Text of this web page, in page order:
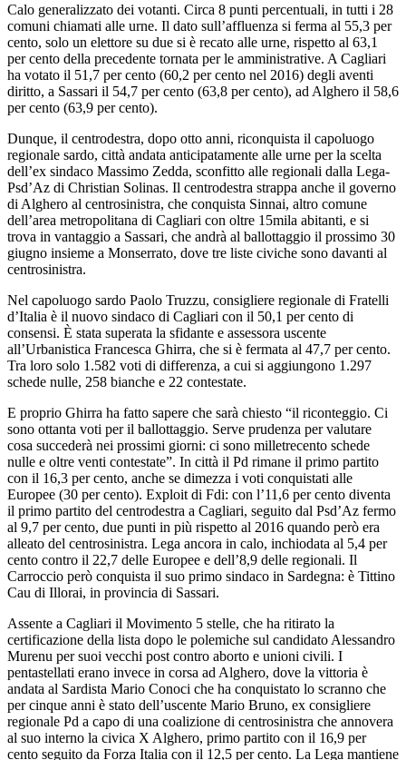
Calo generalizzato dei votanti. Circa 8 punti percentuali, in tutti i 28
comuni chiamati alle urne. Il dato sull’affluenza si ferma al 55,3 per
cento, solo un elettore su due si è recato alle urne, rispetto al 63,1
per cento della precedente tornata per le amministrative. A Cagliari
ha votato il 51,7 per cento (60,2 per cento nel 2016) degli aventi
diritto, a Sassari il 54,7 per cento (63,8 per cento), ad Alghero il 58,6
per cento (63,9 per cento).
Dunque, il centrodestra, dopo otto anni, riconquista il capoluogo
regionale sardo, città andata anticipatamente alle urne per la scelta
dell’ex sindaco Massimo Zedda, sconfitto alle regionali dalla Lega-
Psd’Az di Christian Solinas. Il centrodestra strappa anche il governo
di Alghero al centrosinistra, che conquista Sinnai, altro comune
dell’area metropolitana di Cagliari con oltre 15mila abitanti, e si
trova in vantaggio a Sassari, che andrà al ballottaggio il prossimo 30
giugno insieme a Monserrato, dove tre liste civiche sono davanti al
centrosinistra.
Nel capoluogo sardo Paolo Truzzu, consigliere regionale di Fratelli
d’Italia è il nuovo sindaco di Cagliari con il 50,1 per cento di
consensi. È stata superata la sfidante e assessora uscente
all’Urbanistica Francesca Ghirra, che si è fermata al 47,7 per cento.
Tra loro solo 1.582 voti di differenza, a cui si aggiungono 1.297
schede nulle, 258 bianche e 22 contestate.
E proprio Ghirra ha fatto sapere che sarà chiesto “il riconteggio. Ci
sono ottanta voti per il ballottaggio. Serve prudenza per valutare
cosa succederà nei prossimi giorni: ci sono milletrecento schede
nulle e oltre venti contestate”. In città il Pd rimane il primo partito
con il 16,3 per cento, anche se dimezza i voti conquistati alle
Europee (30 per cento). Exploit di Fdi: con l’11,6 per cento diventa
il primo partito del centrodestra a Cagliari, seguito dal Psd’Az fermo
al 9,7 per cento, due punti in più rispetto al 2016 quando però era
alleato del centrosinistra. Lega ancora in calo, inchiodata al 5,4 per
cento contro il 22,7 delle Europee e dell’8,9 delle regionali. Il
Carroccio però conquista il suo primo sindaco in Sardegna: è Tittino
Cau di Illorai, in provincia di Sassari.
Assente a Cagliari il Movimento 5 stelle, che ha ritirato la
certificazione della lista dopo le polemiche sul candidato Alessandro
Murenu per suoi vecchi post contro aborto e unioni civili. I
pentastellati erano invece in corsa ad Alghero, dove la vittoria è
andata al Sardista Mario Conoci che ha conquistato lo scranno che
per cinque anni è stato dell’uscente Mario Bruno, ex consigliere
regionale Pd a capo di una coalizione di centrosinistra che annovera
al suo interno la civica X Alghero, primo partito con il 16,9 per
cento seguito da Forza Italia con il 12,5 per cento. La Lega mantiene